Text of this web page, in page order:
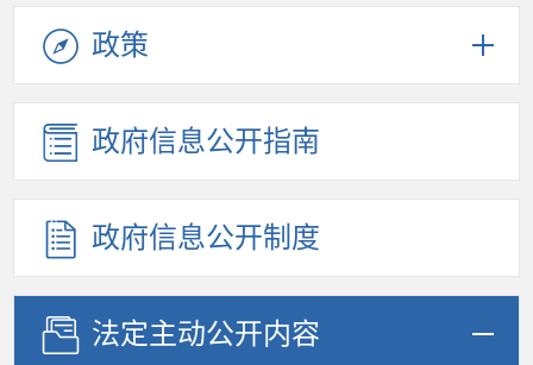
政策
政府信息公开指南
政府信息公开制度
法定主动公开内容